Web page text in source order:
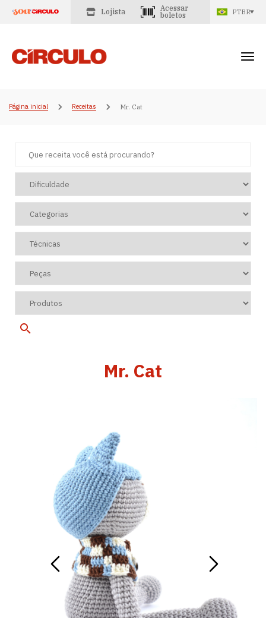
Lojista
Acessar
boletos
PTBR
Página inicial Receitas Mr. Cat
Mr. Cat